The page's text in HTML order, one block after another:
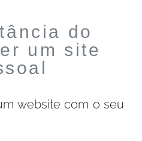
do
um site
website com o seu